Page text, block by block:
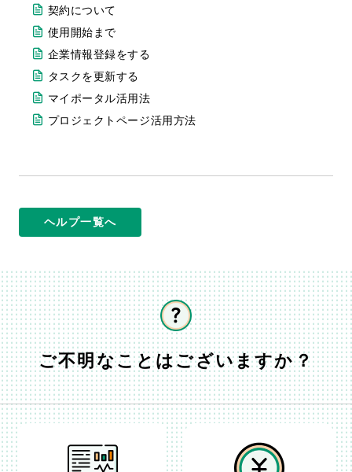
契約について
使用開始まで
企業情報登録をする
タスクを更新する
マイポータル活用法
プロジェクトページ活用方法
ヘルプ一覧へ
ご不明なことはございますか？